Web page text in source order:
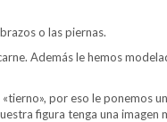
o las piernas.
Además le hemos
por eso le ponemos
figura tenga una imagen